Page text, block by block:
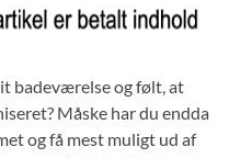
badeværelse og følt, at
Måske har du endda
og få mest muligt ud af